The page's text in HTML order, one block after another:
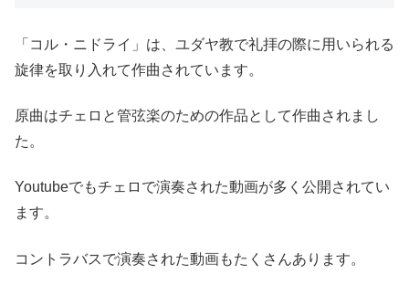
「コル・ニドライ」は、ユダヤ教で礼拝の際に用いられる
旋律を取り入れて作曲されています。
原曲はチェロと管弦楽のための作品として作曲されまし
た。
Youtubeでもチェロで演奏された動画が多く公開されてい
ます。
コントラバスで演奏された動画もたくさんあります。